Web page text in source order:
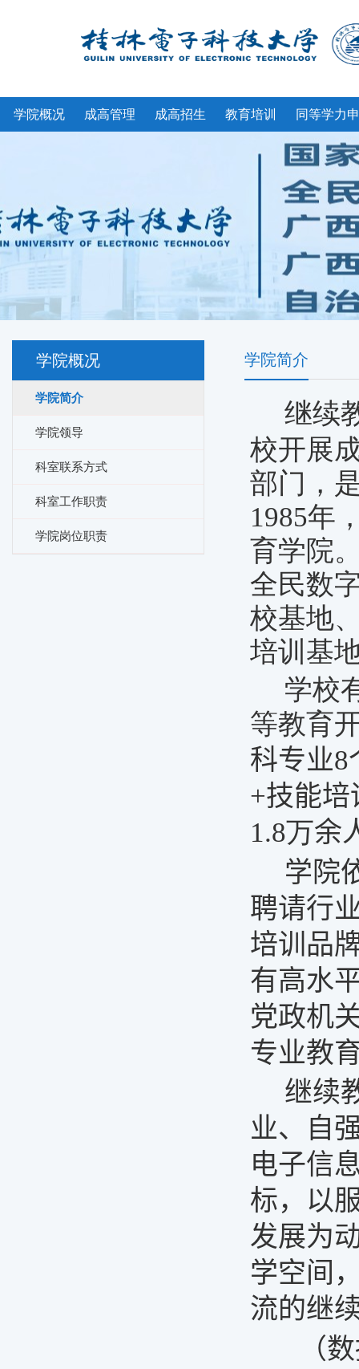
学院概况 成高管理 成高招生 教育培训 同等学力
学院概况
学院简介
学院领导
科室联系方式
科室工作职责
学院岗位职责
学院简介
继续
校开展
部门，
1985年
育学院
全民数
校基地
培训基
学校
等教育
科专业8
+技能培
1.8万余
学院
聘请行
培训品
有高水
党政机
专业教
继续
业、自
电子信
标，以
发展为
学空间
流的继
（